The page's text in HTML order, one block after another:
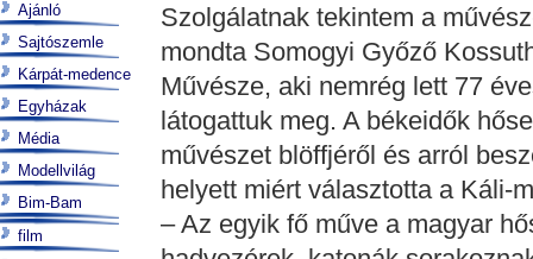
Szolgálatnak tekintem a
mondta Somogyi Győző
Művésze, aki nemrég lett 77
látogattuk meg. A békeidők
művészet blöffjéről és arról
helyett miért választotta a Káli-
– Az egyik fő műve a magyar
Ajánló
Sajtószemle
Kárpát-medence
Egyházak
Média
Modellvilág
Bim-Bam
film